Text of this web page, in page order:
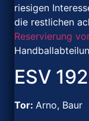
riesigen
die restlichen
Reservierung
ESV
Tor: Arno, Baur